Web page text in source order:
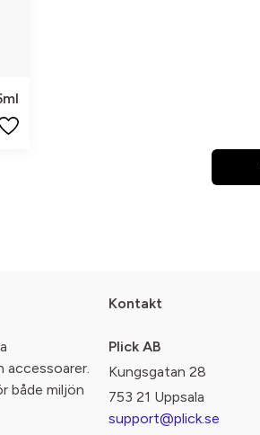
accessoarer.
både miljön
Kontakt
Plick AB
Kungsgatan 28
753 21 Uppsala
support@plick.se